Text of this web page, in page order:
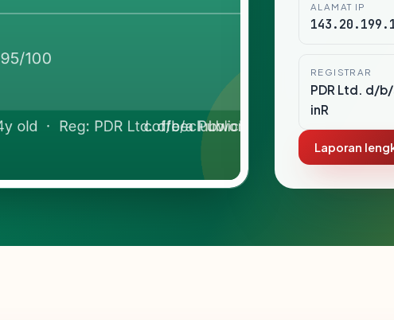
ALAMAT IP
REGISTRAR
PDR Ltd. d/
inR
Laporan